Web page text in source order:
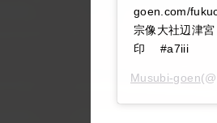
goen.com/
宗像大社辺
印 #a7iii
Musubi-goen